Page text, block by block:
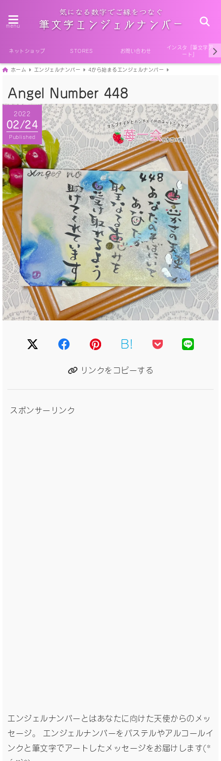
menu
ネットショップ STORES お問い合わせ
インスタ『筆文字ア
ート』
ホーム エンジェルナンバー 4から始まるエンジェルナンバー
Angel Number 448
2022
02/24
Published
B!
リンクをコピーする
スポンサーリンク
エンジェルナンバーとはあなたに向けた天使からのメッ
セージ。 エンジェルナンバーをパステルやアルコールイ
ンクと筆文字でアートしたメッセージをお届けします(*